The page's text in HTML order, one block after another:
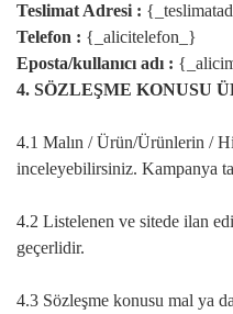
Teslimat Adresi :
Telefon : {_alicitelefon_}
Eposta/kullanıcı adı :
4. SÖZLEŞME KONUSU
4.1 Malın / Ürün/Ürünlerin /
inceleyebilirsiniz. Kampanya
4.2 Listelenen ve sitede ilan
geçerlidir.
4.3 Sözleşme konusu mal ya